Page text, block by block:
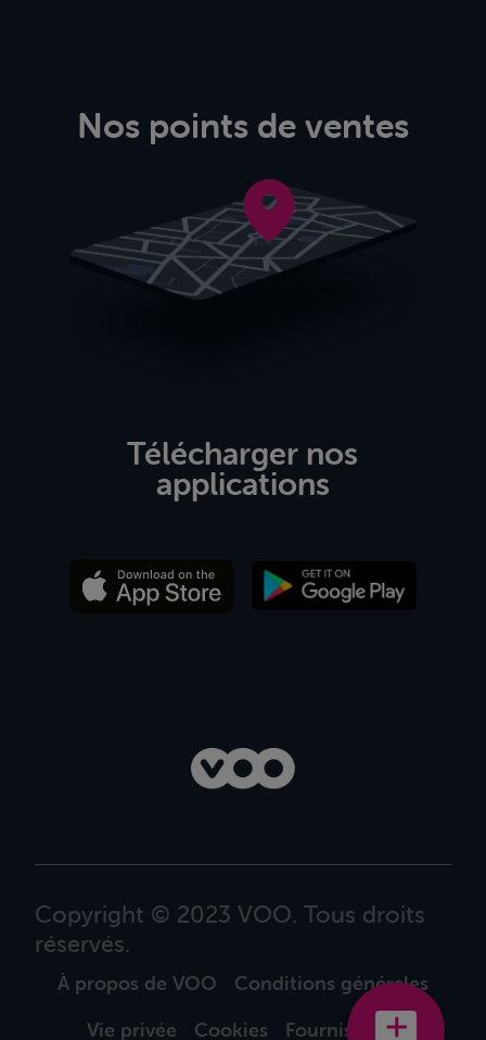
Nos points de ventes
Télécharger nos
applications
Copyright © 2023 VOO. Tous droits
réservés.
À propos de VOO
Conditions générales
Vie privée
Cookies Fournisseurs